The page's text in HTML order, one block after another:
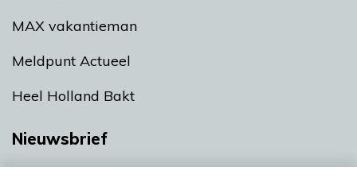
MAX vakantieman
Meldpunt Actueel
Heel Holland Bakt
Nieuwsbrief